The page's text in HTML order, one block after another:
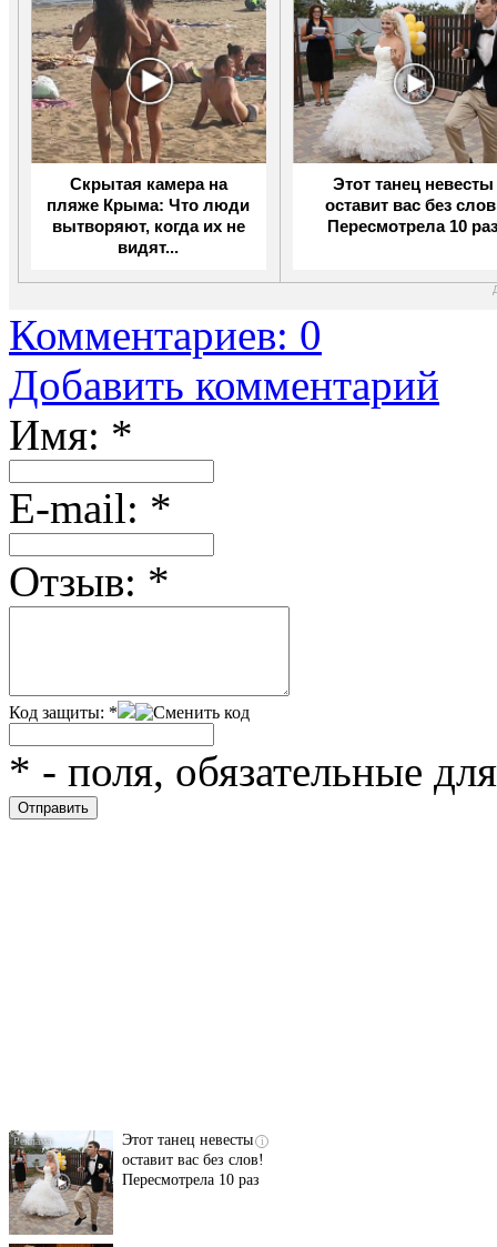
Скрытая камера на
пляже Крыма: Что люди
вытворяют, когда их не
видят...
Этот танец невесты
оставит вас без
Пересмотрела 10
Комментариев: 0
Добавить комментарий
Имя: *
Е-mail: *
Отзыв: *
Код защиты: *
* - поля, обязательные
i
Этот танец невесты
оставит вас без слов!
Пересмотрела 10 раз